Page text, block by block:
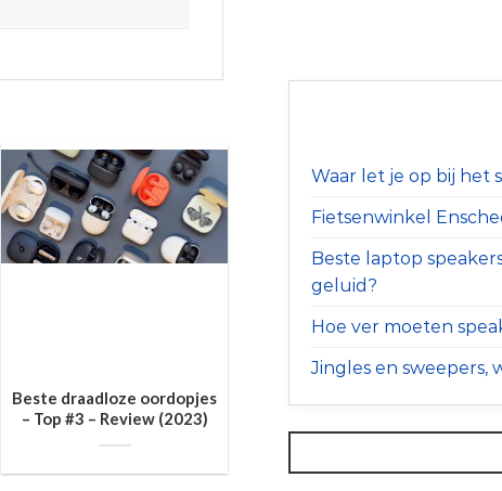
Beste draadloze oordopjes
– Top #3 – Review (2023)
Waar let je op bij het
Fietsenwinkel
Beste laptop
geluid?
Hoe ver moeten
Jingles en sweepers,